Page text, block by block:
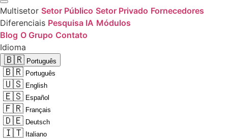
Multisetor Setor Público Setor Privado Fornecedores
Diferenciais Pesquisa IA Módulos
Blog O Grupo Contato
Idioma
🇧🇷 Português
🇧🇷 Português
🇺🇸 English
🇪🇸 Español
🇫🇷 Français
🇩🇪 Deutsch
🇮🇹 Italiano